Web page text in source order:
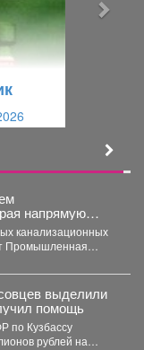
напрямую
людей
канализационных
Промышленная
выделили
помощь
по Кузбассу
рублей на